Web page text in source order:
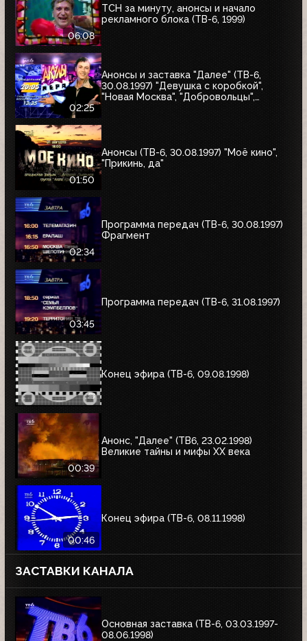
06:08
ТСН за минуту, анонсы и начало
рекламного блока (ТВ-6, 1999)
02:25
Анонсы и заставка "Далее" (ТВ-6,
30.08.1997) "Девушка с коробкой",
"Новая Москва", "Добровольцы",
01:50
Анонсы (ТВ-6, 30.08.1997) "Моё кино",
"Прикинь, да"
02:34
Программа передач (ТВ-6, 30.08.1997)
Фрагмент
03:45
Программа передач (ТВ-6, 31.08.1997)
Конец эфира (ТВ-6, 09.08.1998)
00:39
Анонс, "Далее" (ТВ6, 23.02.1998)
Великие тайны и мифы XX века
00:46
Конец эфира (ТВ-6, 08.11.1998)
ЗАСТАВКИ КАНАЛА
Основная заставка (ТВ-6, 03.03.1997-
08.06.1998)